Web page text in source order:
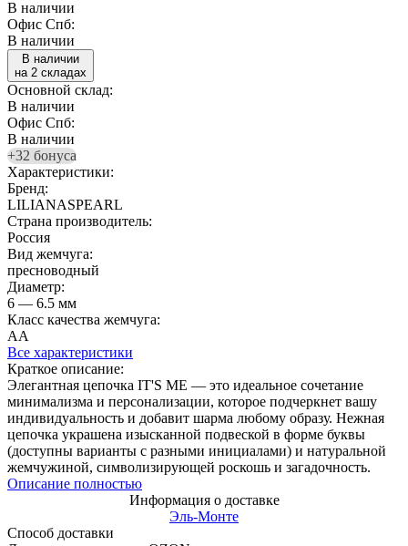
В наличии
Офис Спб:
В наличии
В наличии
на 2 складах
Основной склад:
В наличии
Офис Спб:
В наличии
+32 бонуса
Характеристики:
Бренд:
LILIANASPEARL
Страна производитель:
Россия
Вид жемчуга:
пресноводный
Диаметр:
6 — 6.5 мм
Класс качества жемчуга:
АА
Все характеристики
Краткое описание:
Элегантная цепочка IT'S ME — это идеальное сочетание
минимализма и персонализации, которое подчеркнет вашу
индивидуальность и добавит шарма любому образу. Нежная
цепочка украшена изысканной подвеской в форме буквы
(доступны варианты с разными инициалами) и натуральной
жемчужиной, символизирующей роскошь и загадочность.
Описание полностью
Информация о доставке
Эль-Монте
Способ доставки